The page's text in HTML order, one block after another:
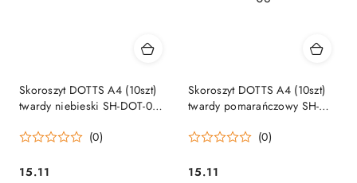
Skoroszyt DOTTS A4 (10szt)
twardy niebieski SH-DOT-00-
(0)
Cena:
15.11
Skoroszyt DOTTS A4 (10szt)
twardy pomarańczowy SH-
(0)
Cena:
15.11